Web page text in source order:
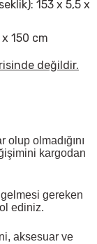
153 x 5,5 x
150 cm
değildir.
olmadığını
kargodan
gereken
ediniz.
aksesuar ve